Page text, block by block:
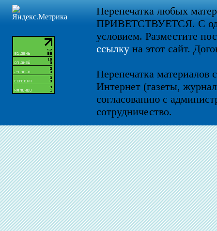
Перепечатка любых
ПРИВЕТСТВУЕТСЯ. С
условием. Разместите
ссылкуна этот сайт.
Перепечатка материалов
Интернет (газеты,
согласованию с
сотрудничество.